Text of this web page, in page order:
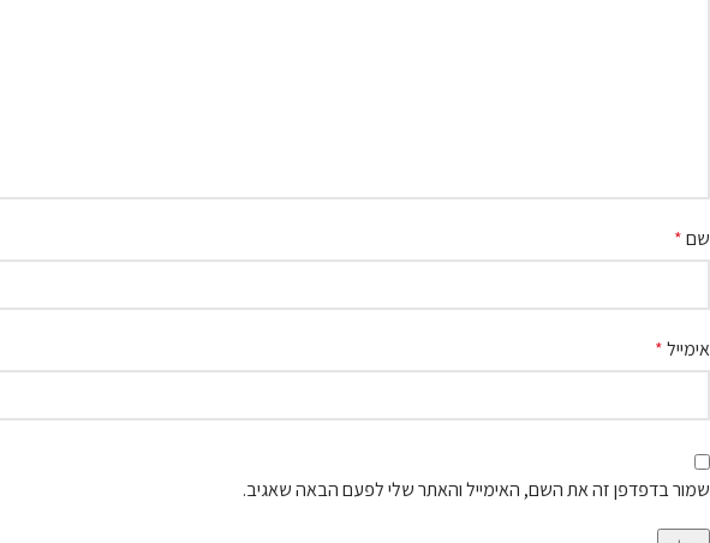
שם*
אימייל*
שמור בדפדפן זה את השם, האימייל והאתר שלי לפעם הבאה שאגיב.